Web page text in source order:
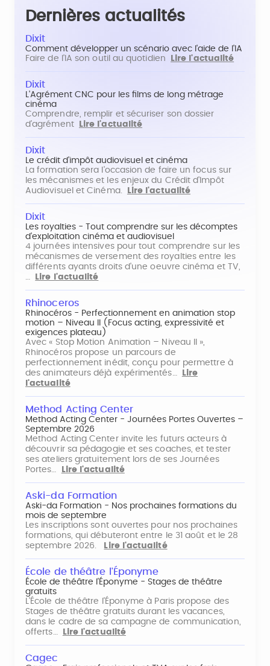
Dernières actualités
Dixit
Comment développer un scénario avec l'aide de l'IA
Faire de l'IA son outil au quotidien
Lire l'actualité
Dixit
L'Agrément CNC pour les films de long métrage
cinéma
Comprendre, remplir et sécuriser son dossier
d'agrément
Lire l'actualité
Dixit
Le crédit d'impôt audiovisuel et cinéma
La formation sera l'occasion de faire un focus sur
les mécanismes et les enjeux du Crédit d'Impôt
Audiovisuel et Cinéma.
Lire l'actualité
Dixit
Les royalties - Tout comprendre sur les décomptes
d'exploitation cinéma et audiovisuel
4 journées intensives pour tout comprendre sur les
mécanismes de versement des royalties entre les
différents ayants droits d'une oeuvre cinéma et TV,
…
Lire l'actualité
Rhinoceros
Rhinocéros - Perfectionnement en animation stop
motion – Niveau II (Focus acting, expressivité et
exigences plateau)
Avec « Stop Motion Animation – Niveau II »,
Rhinocéros propose un parcours de
perfectionnement inédit, conçu pour permettre à
des animateurs déjà expérimentés…
Lire
l'actualité
Method Acting Center
Method Acting Center - Journées Portes Ouvertes –
Septembre 2026
Method Acting Center invite les futurs acteurs à
découvrir sa pédagogie et ses coaches, et tester
ses ateliers gratuitement lors de ses Journées
Portes…
Lire l'actualité
Aski-da Formation
Aski-da Formation - Nos prochaines formations du
mois de septembre
Les inscriptions sont ouvertes pour nos prochaines
formations, qui débuteront entre le 31 août et le 28
septembre 2026.
Lire l'actualité
École de théâtre l'Éponyme
École de théâtre l'Éponyme - Stages de théâtre
gratuits
L'École de théâtre l'Éponyme à Paris propose des
Stages de théâtre gratuits durant les vacances,
dans le cadre de sa campagne de communication,
offerts…
Lire l'actualité
Cagec